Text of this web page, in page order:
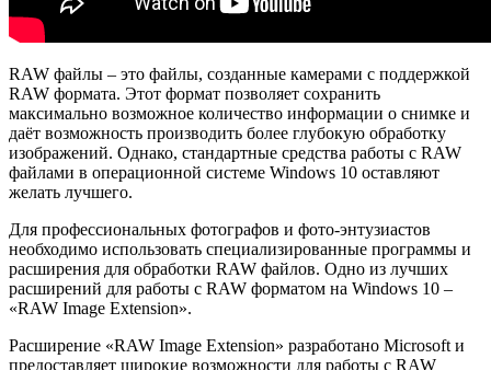
RAW файлы – это файлы, созданные камерами с поддержкой
RAW формата. Этот формат позволяет сохранить
максимально возможное количество информации о снимке и
даёт возможность производить более глубокую обработку
изображений. Однако, стандартные средства работы с RAW
файлами в операционной системе Windows 10 оставляют
желать лучшего.
Для профессиональных фотографов и фото-энтузиастов
необходимо использовать специализированные программы и
расширения для обработки RAW файлов. Одно из лучших
расширений для работы с RAW форматом на Windows 10 –
«RAW Image Extension».
Расширение «RAW Image Extension» разработано Microsoft и
предоставляет широкие возможности для работы с RAW